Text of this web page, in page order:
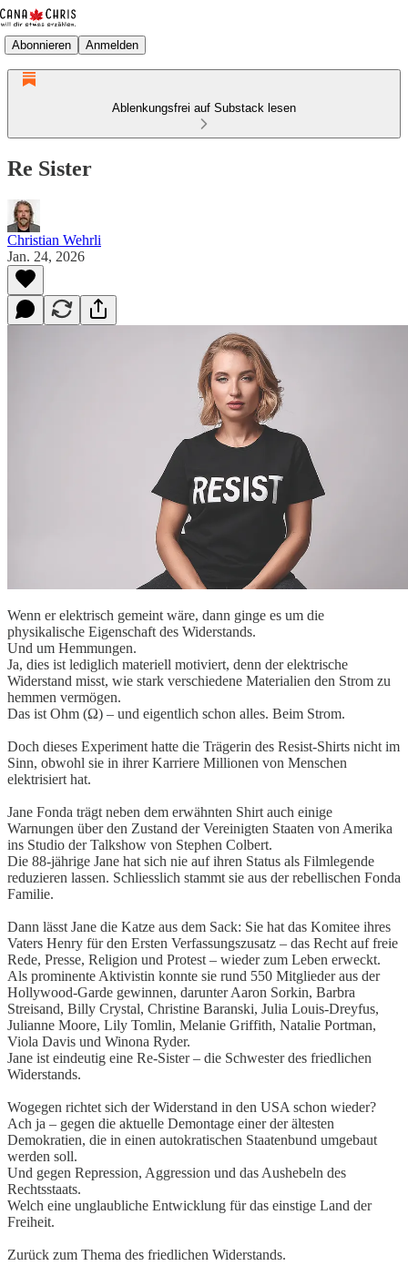
Abonnieren Anmelden
Ablenkungsfrei auf Substack lesen
Re Sister
Christian Wehrli
Jan. 24, 2026
Wenn er elektrisch gemeint wäre, dann ginge es um die
physikalische Eigenschaft des Widerstands.
Und um Hemmungen.
Ja, dies ist lediglich materiell motiviert, denn der elektrische
Widerstand misst, wie stark verschiedene Materialien den Strom zu
hemmen vermögen.
Das ist Ohm (Ω) – und eigentlich schon alles. Beim Strom.
Doch dieses Experiment hatte die Trägerin des Resist-Shirts nicht im
Sinn, obwohl sie in ihrer Karriere Millionen von Menschen
elektrisiert hat.
Jane Fonda trägt neben dem erwähnten Shirt auch einige
Warnungen über den Zustand der Vereinigten Staaten von Amerika
ins Studio der Talkshow von Stephen Colbert.
Die 88-jährige Jane hat sich nie auf ihren Status als Filmlegende
reduzieren lassen. Schliesslich stammt sie aus der rebellischen Fonda
Familie.
Dann lässt Jane die Katze aus dem Sack: Sie hat das Komitee ihres
Vaters Henry für den Ersten Verfassungszusatz – das Recht auf freie
Rede, Presse, Religion und Protest – wieder zum Leben erweckt.
Als prominente Aktivistin konnte sie rund 550 Mitglieder aus der
Hollywood-Garde gewinnen, darunter Aaron Sorkin, Barbra
Streisand, Billy Crystal, Christine Baranski, Julia Louis-Dreyfus,
Julianne Moore, Lily Tomlin, Melanie Griffith, Natalie Portman,
Viola Davis und Winona Ryder.
Jane ist eindeutig eine Re-Sister – die Schwester des friedlichen
Widerstands.
Wogegen richtet sich der Widerstand in den USA schon wieder?
Ach ja – gegen die aktuelle Demontage einer der ältesten
Demokratien, die in einen autokratischen Staatenbund umgebaut
werden soll.
Und gegen Repression, Aggression und das Aushebeln des
Rechtsstaats.
Welch eine unglaubliche Entwicklung für das einstige Land der
Freiheit.
Zurück zum Thema des friedlichen Widerstands.